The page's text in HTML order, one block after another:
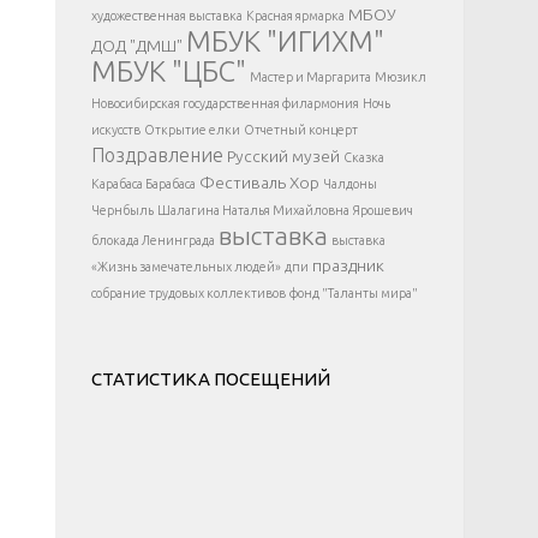
</div >
художественная выставка Красная ярмарка МБОУ
ДОД "ДМШ" МБУК "ИГИХМ"
МБУК "ЦБС" Мастер и Маргарита Мюзикл
Новосибирская государственная филармония Ночь
искусств Открытие елки Отчетный концерт
Поздравление Русский музей Сказка
Карабаса Барабаса ФестивальХор Чалдоны
Чернбыль Шалагина Наталья Михайловна Ярошевич
блокада Ленинграда выставка выставка
«Жизнь замечательных людей» дпи праздник
собрание трудовых коллективов фонд "Таланты мира"
СТАТИСТИКА ПОСЕЩЕНИЙ